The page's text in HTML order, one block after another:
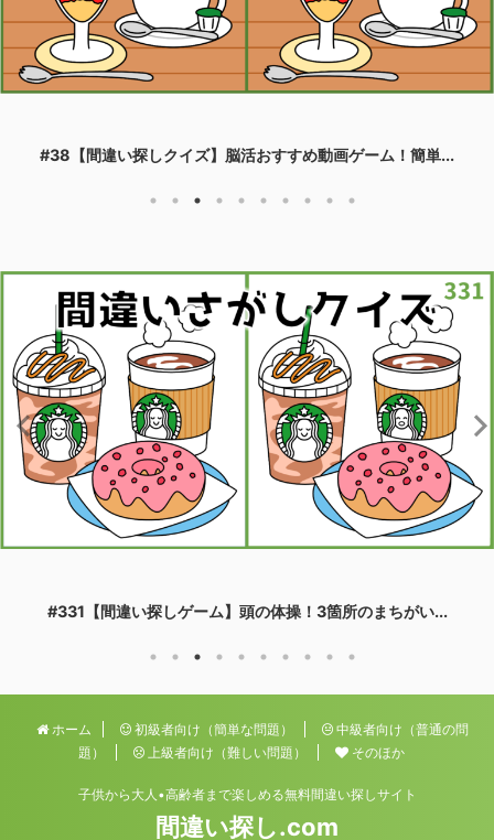
#38【間違い探しクイズ】脳活おすすめ動画ゲーム！簡単...
#331【間違い探しゲーム】頭の体操！3箇所のまちがい...
ホーム 初級者向け（簡単な問題）
中級者向け（普通の問
題）
上級者向け（難しい問題） そのほか
子供から大人•高齢者まで楽しめる無料間違い探しサイト
間違い探し.com